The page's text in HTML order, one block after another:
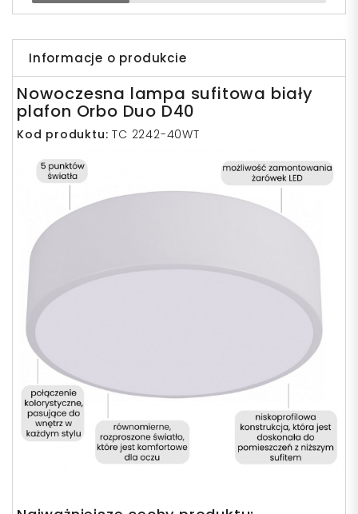
Informacje o produkcie
Nowoczesna lampa sufitowa biały
plafon Orbo Duo D40
Kod produktu:TC 2242-40WT